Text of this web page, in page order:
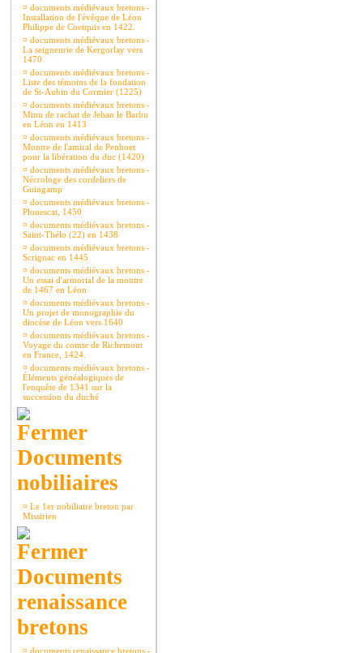
¤ documents médiévaux bretons -
Installation de l'évêque de Léon
Philippe de Coetquis en 1422.
¤ documents médiévaux bretons -
La seigneurie de Kergorlay vers
1470
¤ documents médiévaux bretons -
Liste des témoins de la fondation
de St-Aubin du Cormier (1225)
¤ documents médiévaux bretons -
Minu de rachat de Jehan le Barbu
en Léon en 1413
¤ documents médiévaux bretons -
Montre de l'amiral de Penhoet
pour la libération du duc (1420)
¤ documents médiévaux bretons -
Nécrologe des cordeliers de
Guingamp
¤ documents médiévaux bretons -
Plouescat, 1450
¤ documents médiévaux bretons -
Saint-Thélo (22) en 1438
¤ documents médiévaux bretons -
Scrignac en 1445
¤ documents médiévaux bretons -
Un essai d'armorial de la montre
de 1467 en Léon
¤ documents médiévaux bretons -
Un projet de monographie du
diocèse de Léon vers 1640
¤ documents médiévaux bretons -
Voyage du comte de Richemont
en France, 1424.
¤ documents médiévaux bretons -
Éléments généalogiques de
l'enquête de 1341 sur la
succession du duché
Documents
nobiliaires
¤ Le 1er nobiliaire breton par
Missirien
Documents
renaissance
bretons
¤ documents renaissance bretons -